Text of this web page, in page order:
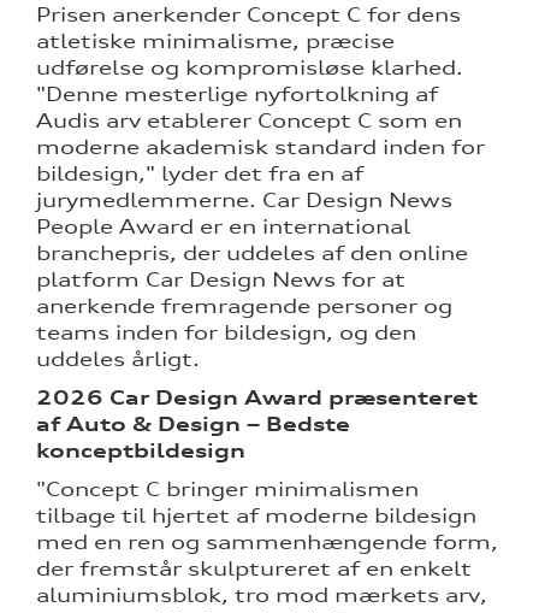
Prisen anerkender Concept C for dens
atletiske minimalisme, præcise
udførelse og kompromisløse klarhed.
"Denne mesterlige nyfortolkning af
Audis arv etablerer Concept C som en
moderne akademisk standard inden for
bildesign," lyder det fra en af
jurymedlemmerne. Car Design News
People Award er en international
branchepris, der uddeles af den online
platform Car Design News for at
anerkende fremragende personer og
teams inden for bildesign, og den
uddeles årligt.
2026 Car Design Award præsenteret
af Auto & Design – Bedste
konceptbildesign
"Concept C bringer minimalismen
tilbage til hjertet af moderne bildesign
med en ren og sammenhængende form,
der fremstår skulptureret af en enkelt
aluminiumsblok, tro mod mærkets arv,